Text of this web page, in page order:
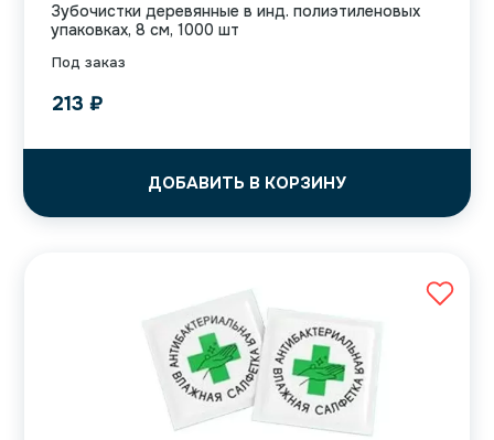
Под заказ
Зубочистки деревянные в инд. полиэтиленовых
упаковках, 8 см, 1000 шт
213 ₽
ДОБАВИТЬ В КОРЗИНУ